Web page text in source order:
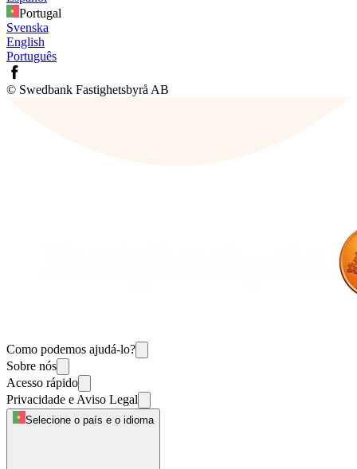
Portugal
Svenska
English
Português
© Swedbank Fastighetsbyrå AB
Como podemos ajudá-lo?
Sobre nós
Acesso rápido
Privacidade e Aviso Legal
Selecione o país e o idioma